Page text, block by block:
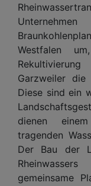
Westfalen
Garzweiler
Diese sind ein
dienen
tragenden
Der Bau der
gemeinsame